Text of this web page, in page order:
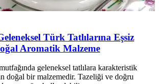
Türk Tatlılarına Eşsiz
Aromatik Malzeme
geleneksel tatlılara karakteristik
doğal bir malzemedir. Tazeliği ve doğru